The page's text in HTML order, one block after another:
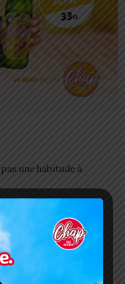
une habitude à
morceaux
sonnette d’alarme
la liste officielle des